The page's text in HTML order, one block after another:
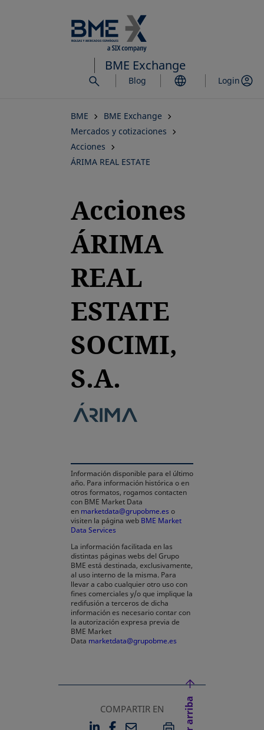
al
contenido
principal
BME Exchange
Blog Login
BME
BME Exchange
Mercados y cotizaciones
Acciones
ÁRIMA REAL ESTATE
Acciones
ÁRIMA
REAL
ESTATE
SOCIMI,
S.A.
Información disponible para el último
año. Para información histórica o en
otros formatos, rogamos contacten
con BME Market Data
en marketdata@grupobme.es o
visiten la página web BME Market
Data Services
La información facilitada en las
distintas páginas webs del Grupo
BME está destinada, exclusivamente,
al uso interno de la misma. Para
llevar a cabo cualquier otro uso con
fines comerciales y/o que implique la
redifusión a terceros de dicha
información es necesario contar con
la autorización expresa previa de
BME Market
Data marketdata@grupobme.es
COMPARTIR EN
LINKEDIN
SE ABRE EN UNA PESTAÑA
FACEBOOK
SE ABRE EN UNA
EMAILIMPRIMIR